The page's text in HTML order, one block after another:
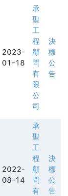
2023-
01-18
承
聖
工
程
顧
問
有
限
公
司
決
標
公
告
2022-
08-14
承
聖
工
程
顧
問
有
決
標
公
告